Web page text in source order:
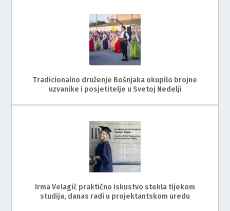
Tradicionalno druženje Bošnjaka okupilo brojne
uzvanike i posjetitelje u Svetoj Nedelji
Irma Velagić praktično iskustvo stekla tijekom
studija, danas radi u projektantskom uredu